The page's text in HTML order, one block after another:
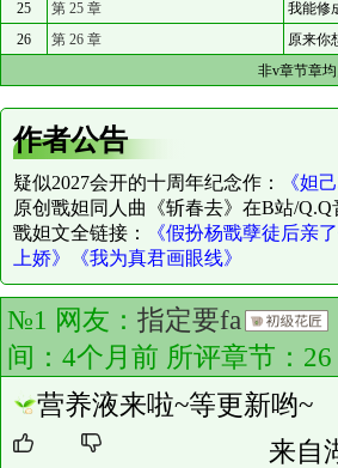
25
第 25 章
我能修
26
第 26 章
原来你
非v章节章均
作者公告
疑似2027会开的十周年纪念作：
《妲
原创戬妲同人曲《斩春去》在B站/
戬妲文全链接：
《假扮杨戬孽徒后亲
上娇》
《我为真君画眼线》
№1 网友： 指定要fa
间：4个月前 所评章节： 26
营养液来啦~等更新哟~
来自